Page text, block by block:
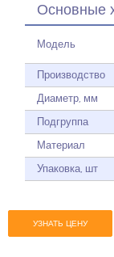
Основные
Модель
Производство
Диаметр, мм
Подгруппа
Материал
Упаковка, шт
УЗНАТЬ ЦЕНУ